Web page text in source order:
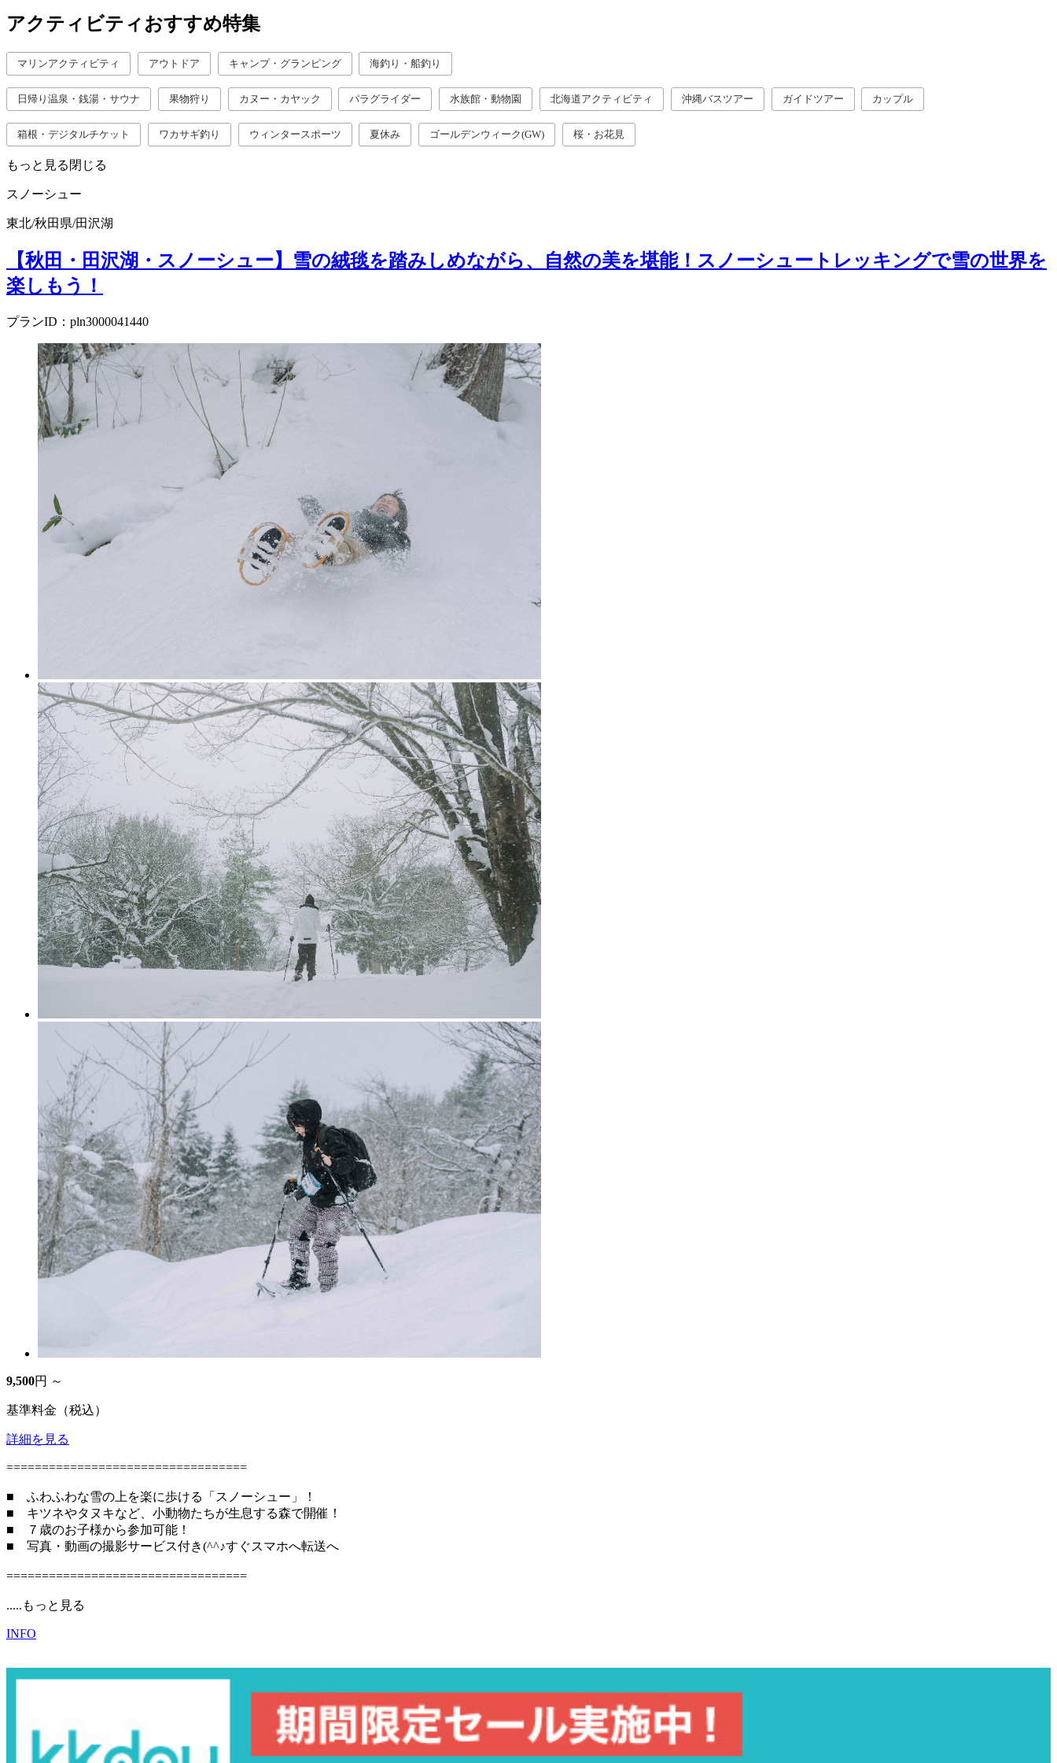
アクティビティおすすめ特集
マリンアクティビティ アウトドア キャンプ・グランピング 海釣り・船釣り
日帰り温泉・銭湯・サウナ 果物狩り カヌー・カヤック パラグライダー 水族館・動物園 北海道アクティビティ 沖縄バスツアー ガイドツアー カップル
箱根・デジタルチケット ワカサギ釣り ウィンタースポーツ 夏休み ゴールデンウィーク(GW) 桜・お花見
もっと見る 閉じる
スノーシュー
東北/秋田県/田沢湖
【秋田・田沢湖・スノーシュー】雪の絨毯を踏みしめながら、自然の美を堪能！スノーシュートレッキングで雪の世界を
楽しもう！
プランID：pln3000041440
9,500円 ～
基準料金（税込）
詳細を見る
==================================
■ ふわふわな雪の上を楽に歩ける「スノーシュー」！
■ キツネやタヌキなど、小動物たちが生息する森で開催！
■ ７歳のお子様から参加可能！
■ 写真・動画の撮影サービス付き(^^♪すぐスマホへ転送へ
==================================
.....もっと見る
INFO